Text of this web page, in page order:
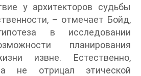
у архитекторов судьбы
– отмечает Бойд,
в исследовании
планирования
извне. Естественно,
не отрицал этической